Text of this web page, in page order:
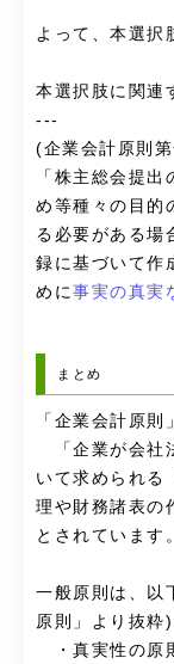
よって、本選択
本選択肢に関連
---
(企業会計原則
「 株主総会提出
め等種々の目的
る必要がある場
録に基づいて作
めに事実の真実
まとめ
「企業会計原則
「 企業が会社
いて求められる
理や財務諸表の
とされています。
一般原則は、以
原則」より抜粋)
・ 真実性の原